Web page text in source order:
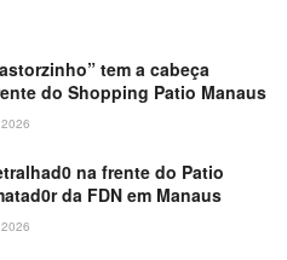
tem a cabeça
do Shopping Patio Manaus
na frente do Patio
da FDN em Manaus